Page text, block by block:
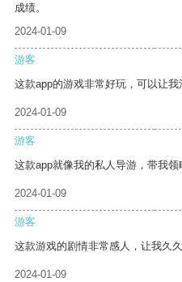
成绩。
2024-01-09
游客
这款app的游戏非常好玩，可以让我
2024-01-09
游客
这款app就像我的私人导游，带我领
2024-01-09
游客
这款游戏的剧情非常感人，让我久久
2024-01-09